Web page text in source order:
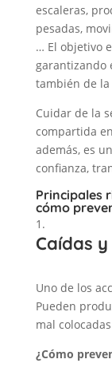
escaleras,
pesadas,
… El objetivo
garantizando
también de
Cuidar de la
compartida
además, es
confianza,
Principales
cómo
Caídas
Uno de los
Pueden
mal
¿Cómo